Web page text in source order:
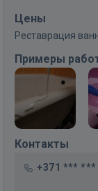
Цены
Реставрация
Примеры
Контакты
+371 *** ***